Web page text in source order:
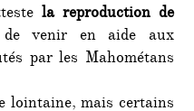
la reproduction de
venir en aide aux
par les Mahométans
lointaine, mais certains